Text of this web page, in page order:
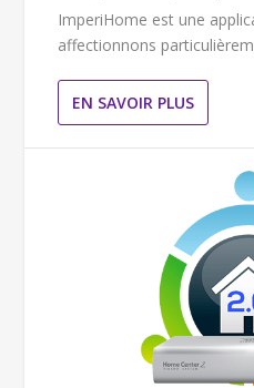
ImperiHome est une
affectionnons
EN SAVOIR PLUS